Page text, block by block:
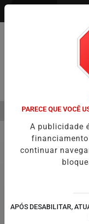
Pesquisar
DE FILME SOBRE
EM ALTA
Política
PARECE QUE VOCÊ
A publicidade
continuar
APÓS DESABILITAR,